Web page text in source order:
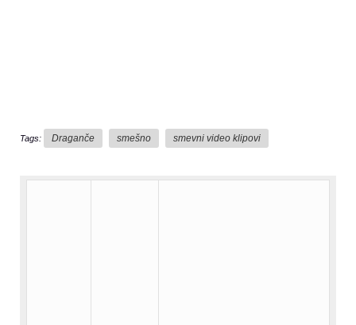
Tags: Draganče smešno smevni video klipovi